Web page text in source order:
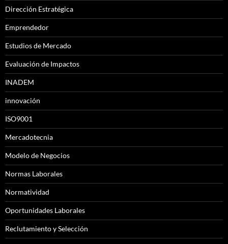
Dirección Estratégica
Emprendedor
Estudios de Mercado
Evaluación de Impactos
INADEM
innovación
ISO9001
Mercadotecnia
Modelo de Negocios
Normas Laborales
Normatividad
Oportunidades Laborales
Reclutamiento y Selección